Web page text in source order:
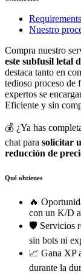
Requirements
Nuestro
Compra nuestro
este subfusil letal
destaca tanto en
tedioso proceso de
expertos se
Eficiente y sin
💰 ¿Ya has
chat para solicitar
reducción de
Qué obtienes
🔥
con un K/D
🛡️ Servicios
sin bots ni
📈 Gana XP
durante la